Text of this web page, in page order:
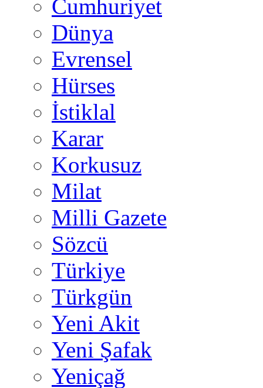
Cumhuriyet
Dünya
Evrensel
Hürses
İstiklal
Karar
Korkusuz
Milat
Milli Gazete
Sözcü
Türkiye
Türkgün
Yeni Akit
Yeni Şafak
Yeniçağ